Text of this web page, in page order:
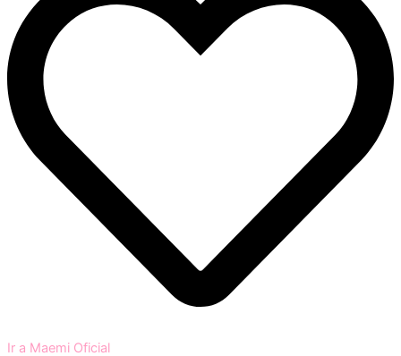
Ir a Maemi Oficial